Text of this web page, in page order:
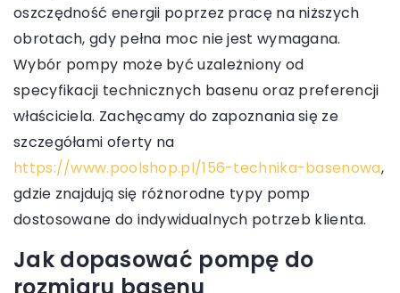
oszczędność energii poprzez pracę na niższych
obrotach, gdy pełna moc nie jest wymagana.
Wybór pompy może być uzależniony od
specyfikacji technicznych basenu oraz preferencji
właściciela. Zachęcamy do zapoznania się ze
szczegółami oferty na
https://www.poolshop.pl/156-technika-basenowa,
gdzie znajdują się różnorodne typy pomp
dostosowane do indywidualnych potrzeb klienta.
Jak dopasować pompę do